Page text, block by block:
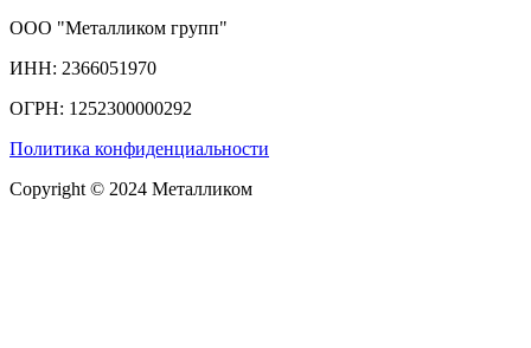
ООО "Металликом групп"
ИНН: 2366051970
ОГРН: 1252300000292
Политика конфиденциальности
Copyright © 2024 Металликом